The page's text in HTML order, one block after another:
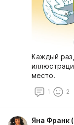
Каждый раз, когда думаю,
место.
1 2
Яна Франк